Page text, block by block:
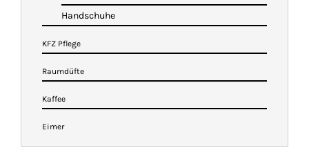
Handschuhe
KFZ Pflege
Raumdüfte
Kaffee
Eimer